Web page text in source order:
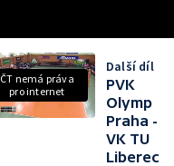
ČT nemá práva
pro internet
Další díl
PVK
Olymp
Praha -
VK TU
Liberec